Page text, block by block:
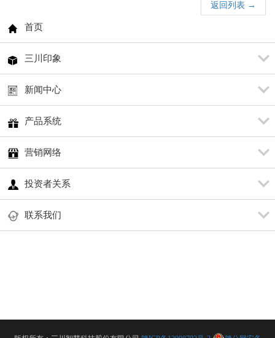
返回列表 →
首页
三川印象
新闻中心
产品系统
营销网络
投资者关系
联系我们